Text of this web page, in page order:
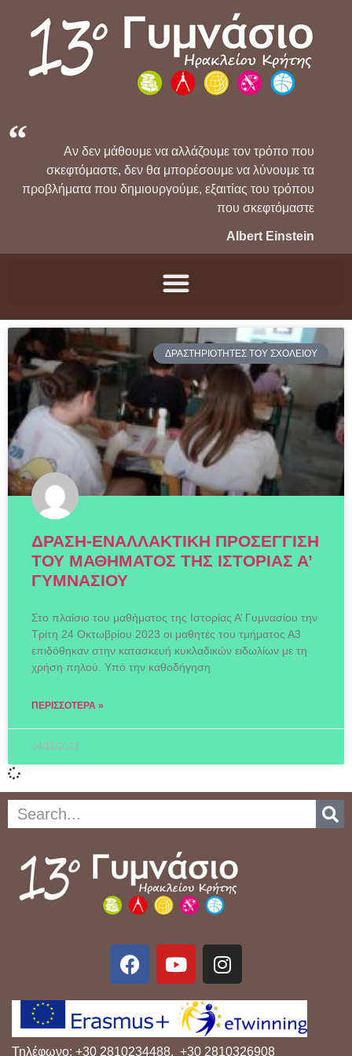
Αν δεν μάθουμε να αλλάζουμε τον τρόπο που
σκεφτόμαστε, δεν θα μπορέσουμε να λύνουμε τα
προβλήματα που δημιουργούμε, εξαιτίας του τρόπου
που σκεφτόμαστε
Albert Einstein
ΔΡΑΣΤΗΡΙΟΤΗΤΕΣ ΤΟΥ ΣΧΟΛΕΙΟΥ
ΔΡΑΣΗ-ΕΝΑΛΛΑΚΤΙΚΗ ΠΡΟΣΕΓΓΙΣΗ
ΤΟΥ ΜΑΘΗΜΑΤΟΣ ΤΗΣ ΙΣΤΟΡΙΑΣ Α’
ΓΥΜΝΑΣΙΟΥ
Στο πλαίσιο του μαθήματος της Ιστορίας Α’ Γυμνασίου την
Τρίτη 24 Οκτωβρίου 2023 οι μαθητές του τμήματος Α3
επιδόθηκαν στην κατασκευή κυκλαδικών ειδωλίων με τη
χρήση πηλού. Υπό την καθοδήγηση
ΠΕΡΙΣΣΌΤΕΡΑ »
04/11/2023
Τηλέφωνο: +30 2810234488, +30 2810326908